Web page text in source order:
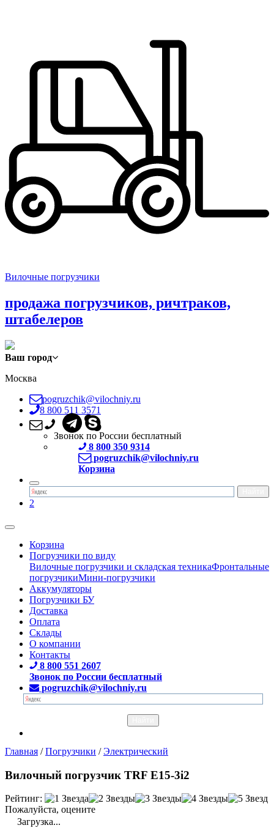
Вилочные погрузчики
продажа погрузчиков, ричтраков,
штабелеров
Ваш город
Москва
pogruzchik@vilochniy.ru
8 800 511 3571
Звонок по России бесплатный
8 800 350 9314
pogruzchik@vilochniy.ru
Корзина
2
Корзина
Погрузчики по виду
Вилочные погрузчики и складская техникаФронтальные
погрузчикиМини-погрузчики
Аккумуляторы
Погрузчики БУ
Доставка
Оплата
Склады
О компании
Контакты
8 800 551 2607
Звонок по России бесплатный
pogruzchik@vilochniy.ru
Главная /Погрузчики /Электрический
Вилочный погрузчик TRF E15-3i2
Рейтинг:
Пожалуйста, оцените
Загрузка...